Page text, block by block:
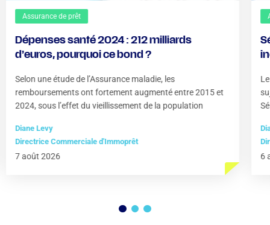
Assurance de prêt
Dépenses santé 2024 : 212 milliards
d’euros, pourquoi ce bond ?
Selon une étude de l’Assurance maladie, les
remboursements ont fortement augmenté entre 2015 et
2024, sous l’effet du vieillissement de la population
Diane Levy
Directrice Commerciale d'Immoprêt
7 août 2026 6